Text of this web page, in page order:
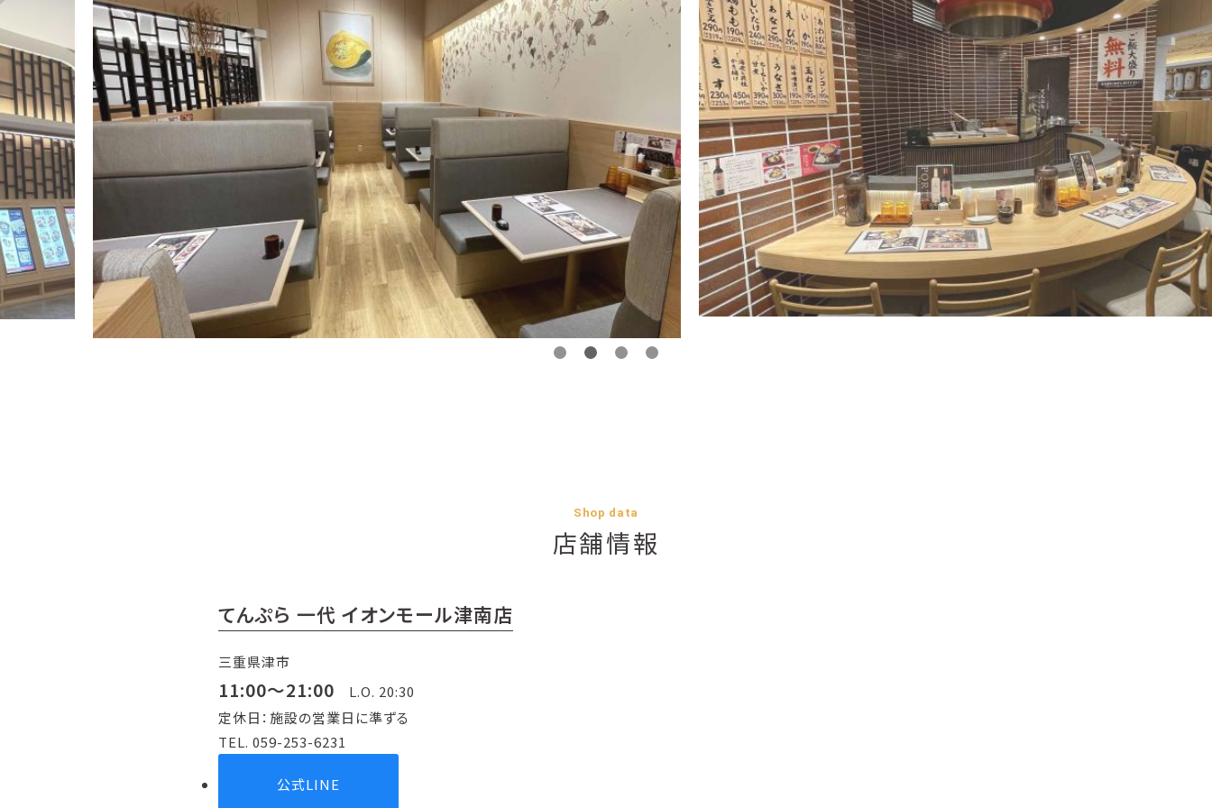
Shop data
店舗情報
てんぷら 一代 イオンモール津南店
三重県津市
11:00～21:00 L.O. 20:30
定休日：施設の営業日に準ずる
TEL. 059-253-6231
公式LINE